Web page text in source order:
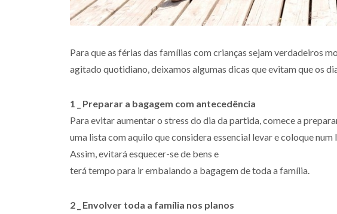
Para que as férias das famílias com crianças sejam verdadeiros
agitado quotidiano, deixamos algumas dicas que evitam que os
1 _ Preparar a bagagem com antecedência
Para evitar aumentar o stress do dia da partida, comece a
uma lista com aquilo que considera essencial levar e coloque
Assim, evitará esquecer-se de bens e
terá tempo para ir embalando a bagagem de toda a família.
2 _ Envolver toda a família nos planos